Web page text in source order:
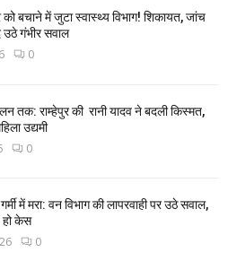
को बचाने में जुटा स्वास्थ्य विभाग! शिकायत, जांच
गंभीर सवाल
0
तक: राम्हेपुर की रानी यादव ने बदली किस्मत,
उद्यमी
0
में मरा: वन विभाग की लापरवाही पर उठे सवाल,
हो केस
0